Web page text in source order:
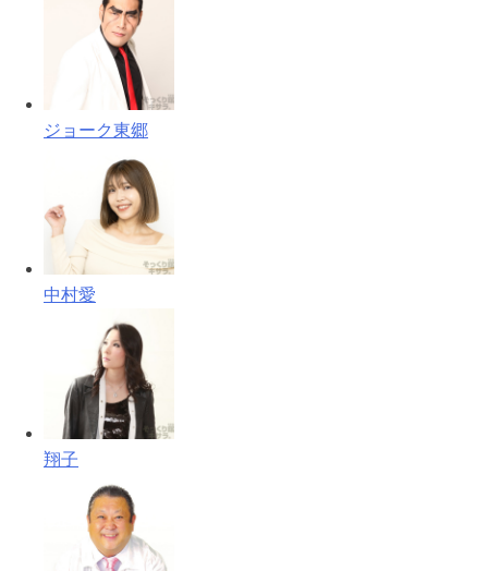
ジョーク東郷
中村愛
翔子